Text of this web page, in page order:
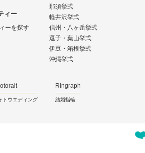
ィー
ーを探す
那須挙式
軽井沢挙式
信州・八ヶ岳挙式
逗子・葉山挙式
伊豆・箱根挙式
沖縄挙式
トウエディング
Ringraph
結婚指輪